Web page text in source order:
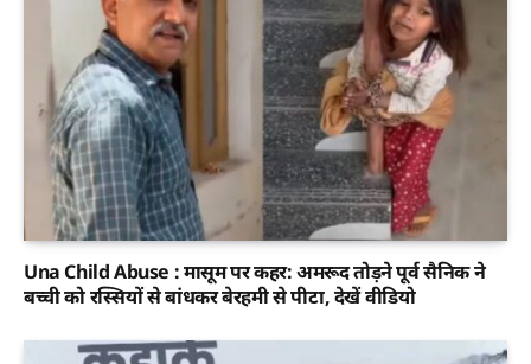
Una Child Abuse : मासूम पर कहर: अमरूद तोड़ने पूर्व सैनिक ने
बच्ची को रस्सियों से बांधकर बेरहमी से पीटा, देखें वीडियो